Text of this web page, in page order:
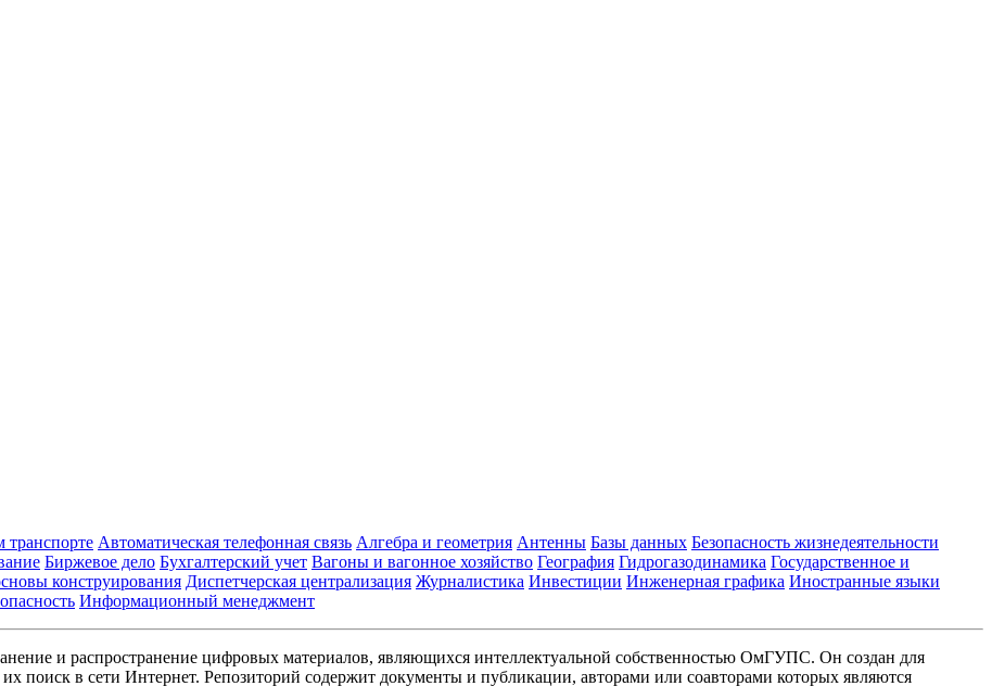
транспорте Автоматическая телефонная связь Алгебра и геометрия Антенны Базы данных Безопасность жизнедеятельности
Биржевое дело Бухгалтерский учет Вагоны и вагонное хозяйство География Гидрогазодинамика Государственное и
конструирования Диспетчерская централизация Журналистика Инвестиции Инженерная графика Иностранные языки
Информационный менеджмент
и распространение цифровых материалов, являющихся интеллектуальной собственностью ОмГУПС. Он создан для
поиск в сети Интернет. Репозиторий содержит документы и публикации, авторами или соавторами которых являются